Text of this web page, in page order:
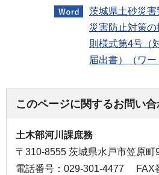
茨城県土砂災
災害防止対策
則様式第4号（
届出書）（ワー
このページに関するお問い
土木部河川課庶務
〒310-8555 茨城県水戸市笠原町
電話番号：029-301-4477
FAX